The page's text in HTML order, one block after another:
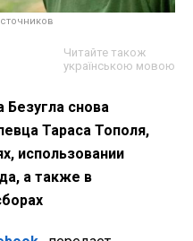
Читайте також
українською мовою
Безугла снова
Тараса Тополя,
использовании
а также в